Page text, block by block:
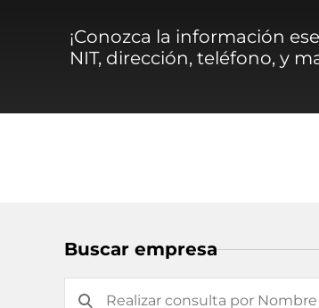
¡Conozca la información
NIT, dirección, teléfono, y
Buscar empresa